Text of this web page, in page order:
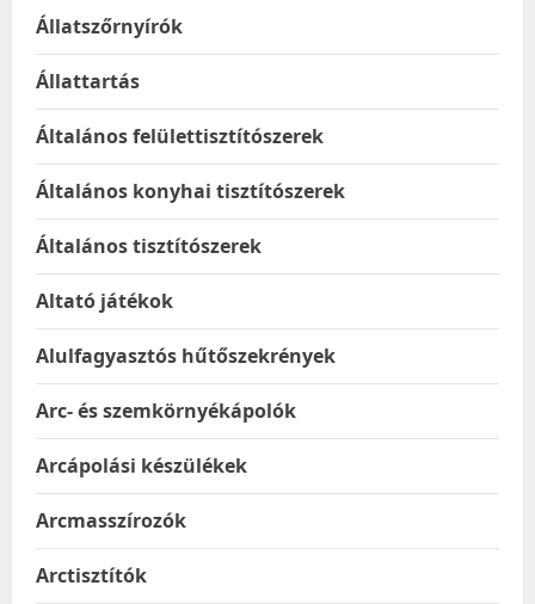
Állatszőrnyírók
Állattartás
Általános felülettisztítószerek
Általános konyhai tisztítószerek
Általános tisztítószerek
Altató játékok
Alulfagyasztós hűtőszekrények
Arc- és szemkörnyékápolók
Arcápolási készülékek
Arcmasszírozók
Arctisztítók